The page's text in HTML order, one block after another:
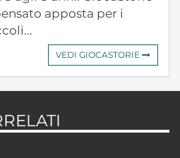
apposta per i
VEDI GIOCASTORIE